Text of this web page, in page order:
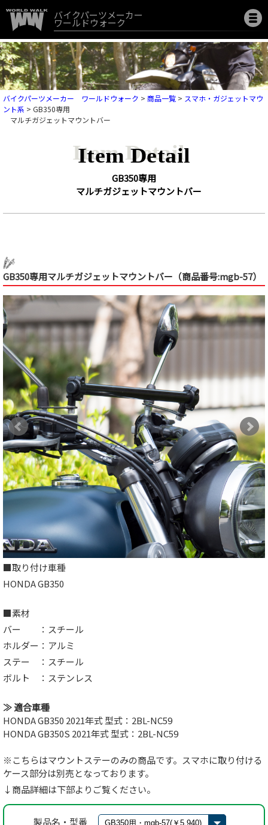
バイクパーツメーカー
ワールドウォーク
バイクパーツメーカー ワールドウォーク > 商品一覧 > スマホ・ガジェットマウ
ント系 > GB350専用
マルチガジェットマウントバー
Item Detail
GB350専用
マルチガジェットマウントバー
GB350専用マルチガジェットマウントバー（商品番号:mgb-57）
■取り付け車種
HONDA GB350
■素材
バー ：スチール
ホルダー：アルミ
ステー ：スチール
ボルト ：ステンレス
≫ 適合車種
HONDA GB350 2021年式 型式：2BL-NC59
HONDA GB350S 2021年式 型式：2BL-NC59
※こちらはマウントステーのみの商品です。スマホに取り付ける
ケース部分は別売となっております。
↓商品詳細は下部よりご覧ください。
製品名・型番